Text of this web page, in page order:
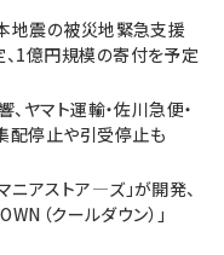
地震の被災地緊急支援
1億円規模の寄付を予定
ヤマト運輸・佐川急便・
配停止や引受停止も
ニアストア―ズ」が開発、
（クールダウン）」